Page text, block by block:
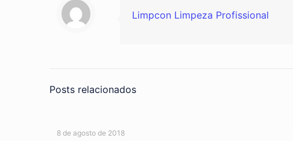
Limpcon Limpeza Profissional
Posts relacionados
8 de agosto de 2018